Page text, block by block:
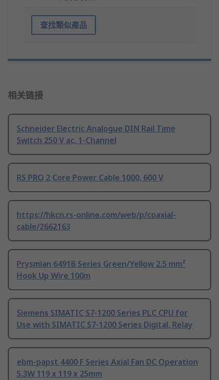
查找類似產品
相关链接
Schneider Electric Analogue DIN Rail Time
Switch 250 V ac, 1-Channel
RS PRO 2 Core Power Cable 1000, 600 V
https://hkcn.rs-online.com/web/p/coaxial-
cable/2662163
Prysmian 6491B Series Green/Yellow 2.5 mm²
Hook Up Wire 100m
Siemens SIMATIC S7-1200 Series PLC CPU for
Use with SIMATIC S7-1200 Series Digital, Relay
ebm-papst 4400 F Series Axial Fan DC Operation
5.3W 119 x 119 x 25mm